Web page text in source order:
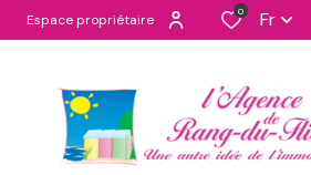
Espace propriétaire
0 Fr